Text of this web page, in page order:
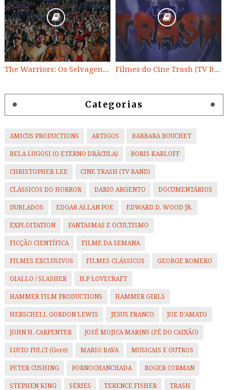
The Warriors: Os Selvagens da Noite Filmes do Cine Trash (TV BAND)
Categorias
AMICUS PRODUCTIONS ARTIGOS BARBARA BOUCHET
BELA LUGOSI (O ETERNO DRÁCULA) BORIS KARLOFF
CHRISTOPHER LEE CINE TRASH (TV BAND)
CLÁSSICOS DO HORROR DARIO ARGENTO DOCUMENTÁRIOS
DUBLADOS EDGAR ALLAN POE EDWARD D. WOOD JR.
EXPLOITATION FANTASMAS E OCULTISMO
FICÇÃO CIENTÍFICA FILME DA SEMANA
FILMES EXCLUSIVOS FILMES CLÁSSICOS GEORGE ROMERO
GIALLO / SLASHER H.P LOVECRAFT
HAMMER FILM PRODUCTIONS HAMMER GIRLS
HERSCHELL GORDON LEWIS JESUS FRANCO JOE D'AMATO
JOHN H. CARPENTER JOSÉ MOJICA MARINS (ZÉ DO CAIXÃO)
LUCIO FULCI (Gore) MARIO BAVA MUSICAIS E OUTROS
PETER CUSHING PORNOCHANCHADA ROGER CORMAN
STEPHEN KING SÉRIES TERENCE FISHER TRASH